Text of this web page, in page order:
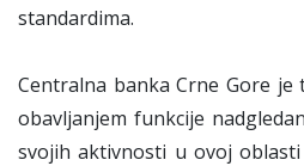
standardima.
Centralna banka Crne Gore
obavljanjem funkcije
svojih aktivnosti u ovoj